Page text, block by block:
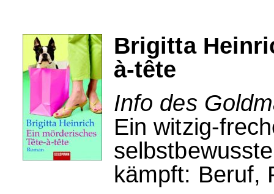
Brigitta
à-tête
Info des
Ein witzig-
kämpft: Beruf,